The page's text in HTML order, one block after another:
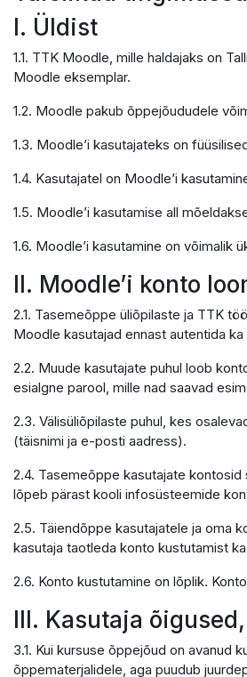
I. Üldist
1.1. TTK Moodle, mille haldajaks on
Moodle eksemplar.
1.2. Moodle pakub õppejõududele
1.3. Moodle’i kasutajateks on
1.4. Kasutajatel on Moodle’i
1.5. Moodle’i kasutamise all
1.6. Moodle’i kasutamine on võimalik
II. Moodle’i konto
2.1. Tasemeõppe üliõpilaste ja TTK
Moodle kasutajad ennast autentida
2.2. Muude kasutajate puhul loob
esialgne parool, mille nad saavad
2.3. Välisüliõpilaste puhul, kes
(täisnimi ja e-posti aadress).
2.4. Tasemeõppe kasutajate
lõpeb pärast kooli infosüsteemide
2.5. Täiendõppe kasutajatele ja oma
kasutaja taotleda konto kustutamist
2.6. Konto kustutamine on lõplik.
III. Kasutaja
3.1. Kui kursuse õppejõud on avanud
õppematerjalidele, aga puudub